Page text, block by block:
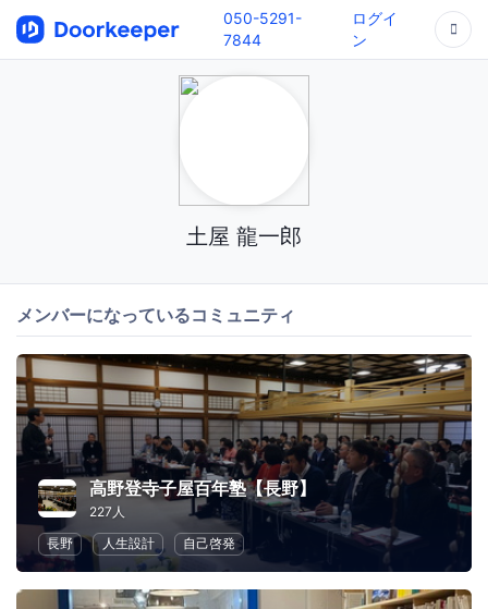
050-5291-
7844
ログイ
ン
土屋 龍一郎
メンバーになっているコミュニティ
高野登寺子屋百年塾【長野】
227人
長野
人生設計 自己啓発